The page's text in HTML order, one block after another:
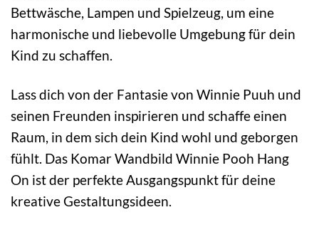
Bettwäsche, Lampen und Spielzeug, um eine
harmonische und liebevolle Umgebung für dein
Kind zu schaffen.
Lass dich von der Fantasie von Winnie Puuh und
seinen Freunden inspirieren und schaffe einen
Raum, in dem sich dein Kind wohl und geborgen
fühlt. Das Komar Wandbild Winnie Pooh Hang
On ist der perfekte Ausgangspunkt für deine
kreative Gestaltungsideen.